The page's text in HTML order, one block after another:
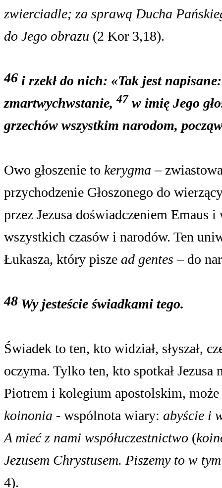
zwierciadle; za sprawą Ducha
do Jego obrazu (2 Kor 3,18).
46 i rzekł do nich: «Tak jest
zmartwychwstanie,47 w imię Jego
grzechów wszystkim narodom,
Owo głoszenie to kerygma –
przychodzenie Głoszonego do
przez Jezusa doświadczeniem Emaus
wszystkich czasów i narodów. Ten
Łukasza, który pisze ad gentes – do
48 Wy jesteście świadkami tego.
Świadek to ten, kto widział, słyszał,
oczyma. Tylko ten, kto spotkał
Piotrem i kolegium apostolskim, może
koinonia ‑ wspólnota wiary: abyście i
A mieć z nami współuczestnictwo (
Jezusem Chrystusem. Piszemy to w
4).